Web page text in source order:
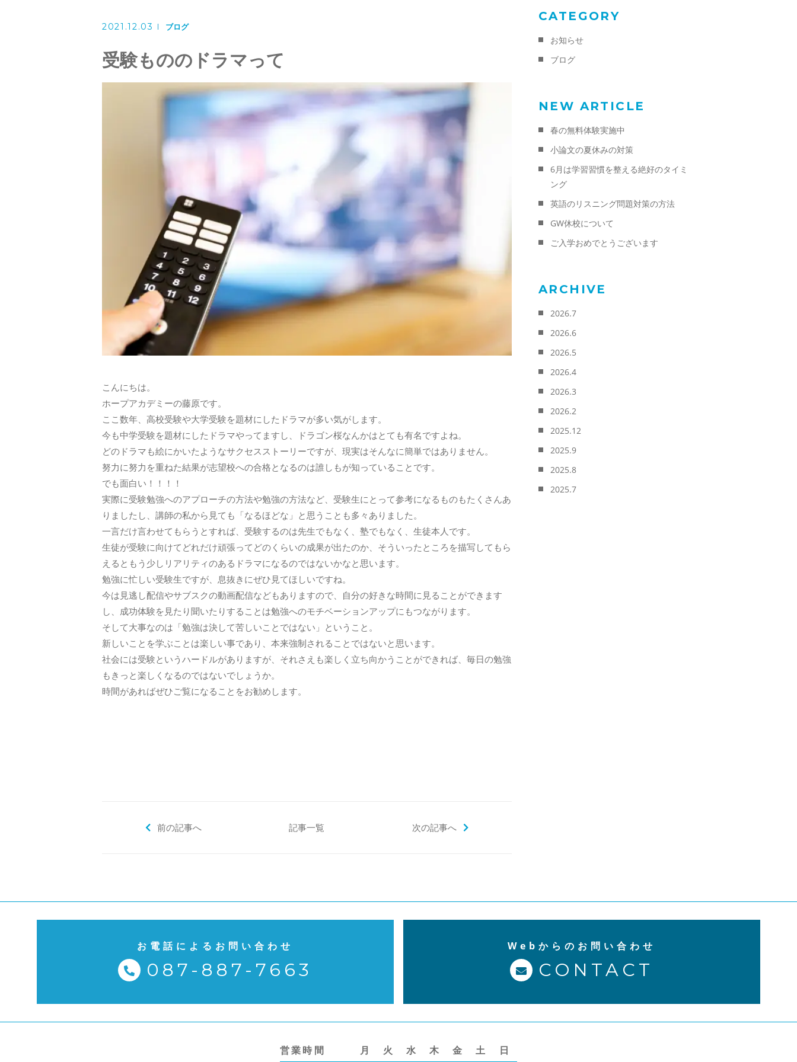
よくある質問
当塾からのお知らせ
お問い合わせ
2021.12.03 ブログ
受験もののドラマって
こんにちは。
ホープアカデミーの藤原です。
ここ数年、高校受験や大学受験を題材にしたドラマが多い気がします。
今も中学受験を題材にしたドラマやってますし、ドラゴン桜なんかはとても有名ですよね。
どのドラマも絵にかいたようなサクセスストーリーですが、現実はそんなに簡単ではありません。
努力に努力を重ねた結果が志望校への合格となるのは誰しもが知っていることです。
でも面白い！！！！
実際に受験勉強へのアプローチの方法や勉強の方法など、受験生にとって参考になるものもたくさんあ
りましたし、講師の私から見ても「なるほどな」と思うことも多々ありました。
一言だけ言わせてもらうとすれば、受験するのは先生でもなく、塾でもなく、生徒本人です。
生徒が受験に向けてどれだけ頑張ってどのくらいの成果が出たのか、そういったところを描写してもら
えるともう少しリアリティのあるドラマになるのではないかなと思います。
勉強に忙しい受験生ですが、息抜きにぜひ見てほしいですね。
今は見逃し配信やサブスクの動画配信などもありますので、自分の好きな時間に見ることができます
し、成功体験を見たり聞いたりすることは勉強へのモチベーションアップにもつながります。
そして大事なのは「勉強は決して苦しいことではない」ということ。
新しいことを学ぶことは楽しい事であり、本来強制されることではないと思います。
社会には受験というハードルがありますが、それさえも楽しく立ち向かうことができれば、毎日の勉強
もきっと楽しくなるのではないでしょうか。
時間があればぜひご覧になることをお勧めします。
前の記事へ 記事一覧 次の記事へ
CATEGORY
お知らせ
ブログ
NEW ARTICLE
春の無料体験実施中
小論文の夏休みの対策
6月は学習習慣を整える絶好のタイミ
ング
英語のリスニング問題対策の方法
GW休校について
ご入学おめでとうございます
ARCHIVE
2026.7
2026.6
2026.5
2026.4
2026.3
2026.2
2025.12
2025.9
2025.8
2025.7
お電話によるお問い合わせ
087-887-7663
Webからのお問い合わせ
CONTACT
営業時間 月 火 水 木 金 土 日